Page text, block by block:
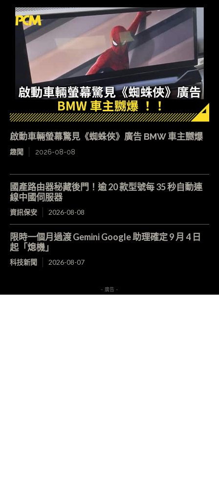
啟動車輛螢幕驚見《蜘蛛俠》廣告 BMW 車主嬲爆
趣聞 2026-08-08
國產路由器秘藏後門！逾 20 款型號每 35 秒自動連
線中國伺服器
資訊保安 2026-08-08
限時一個月過渡 Gemini Google 助理確定 9 月 4 日
起「熄機」
科技新聞 2026-08-07
- 廣告 -